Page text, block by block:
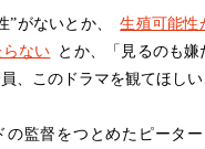
がないとか、
生殖可能性
ない
とか、「見るのも嫌
、このドラマを観てほしい
監督をつとめたピータ